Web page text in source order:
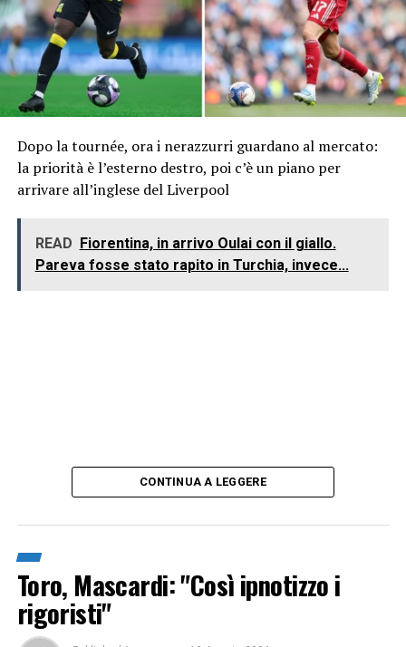
Dopo la tournée, ora i nerazzurri guardano al mercato:
la priorità è l’esterno destro, poi c’è un piano per
arrivare all’inglese del Liverpool
READ Fiorentina, in arrivo Oulai con il giallo.
Pareva fosse stato rapito in Turchia, invece...
CONTINUA A LEGGERE
Toro, Mascardi: "Così ipnotizzo i
rigoristi"